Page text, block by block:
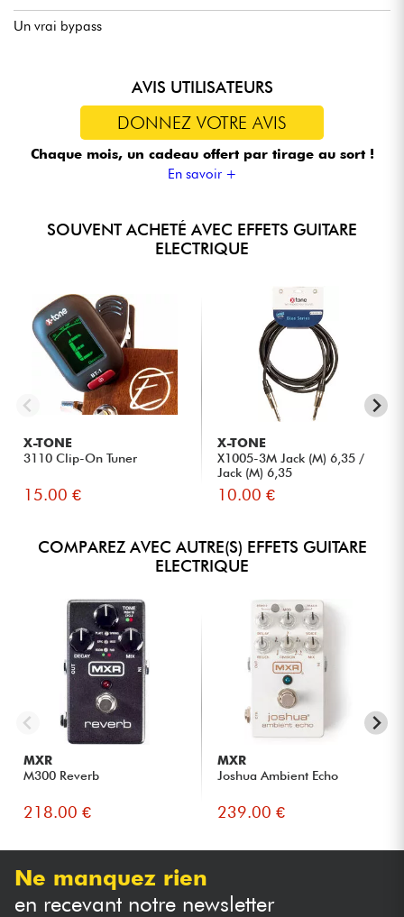
Un vrai bypass
AVIS UTILISATEURS
DONNEZ VOTRE AVIS
Chaque mois, un cadeau offert par tirage au sort !
En savoir +
SOUVENT ACHETÉ AVEC EFFETS GUITARE
ELECTRIQUE
X-TONE
3110 Clip-On Tuner
15.00 €
X-TONE
X1005-3M Jack (M) 6,35 /
Jack (M) 6,35
10.00 €
COMPAREZ AVEC AUTRE(S) EFFETS GUITARE
ELECTRIQUE
MXR
M300 Reverb
218.00 €
MXR
Joshua Ambient Echo
239.00 €
Ne manquez rien
en recevant notre newsletter